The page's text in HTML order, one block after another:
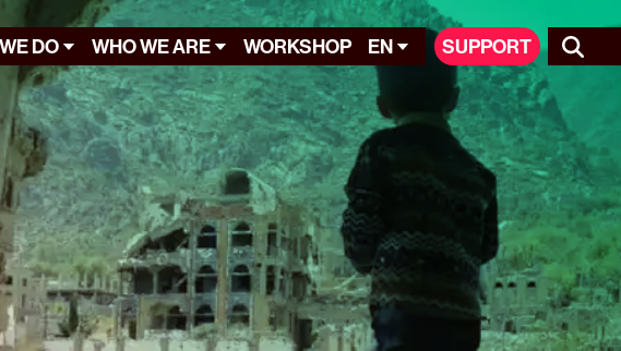
DO WHO WE ARE WORKSHOP EN SUPPORT